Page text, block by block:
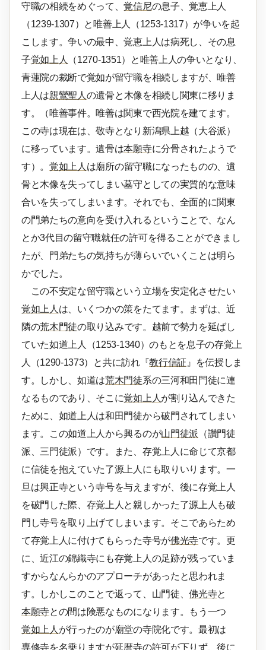
守職の相続をめぐって、覚信尼の息子、覚恵上人
（1239-1307）と唯善上人（1253-1317）が争いを起
こします。争いの最中、覚恵上人は病死し、その息
子覚如上人
（1270-1351）と唯善上人の争いとなり、
青蓮院の裁断で覚如が留守職を相続しますが、唯善
上人は親鸞聖人 の遺骨と木像を相続し関東に移りま
す。（唯善事件。唯善は関東で西光院を建てます。
この寺は現在は、敬寺となり新潟県上越（大谷派）
に移っています。遺骨は本願寺に分骨されたようで
す）。覚如上人 は廟所の留守職になったものの、遺
骨と木像を失ってしまい墓守としての実質的な意味
合いを失ってしまいます。それでも、全面的に関東
の門弟たちの意向を受け入れるということで、なん
とか3代目の留守職就任の許可を得ることができまし
たが、門弟たちの気持ちが薄らいでいくことは明ら
かでした。
この不安定な留守職という立場を安定化させたい
覚如上人 は、いくつかの策をたてます。まずは、近
隣の荒木門徒の取り込みです。越前で勢力を延ばし
ていた如道上人（1253-1340）のもとを息子の存覚上
人（1290-1373）と共に訪れ『教行信証 』を伝授しま
す。しかし、如道は荒木門徒系の三河和田門徒に連
なるものであり、そこに覚如上人 が割り込んできた
ために、如道上人は和田門徒から破門されてしまい
ます。この如道上人から興るのが山門徒派 （讚門徒
派、三門徒派）です。また、存覚上人に命じて京都
に信徒を抱えていた了源上人にも取りいります。一
旦は興正寺という寺号を与えますが、後に存覚上人
を破門した際、存覚上人と親しかった了源上人も破
門し寺号を取り上げてしまいます。そこであらため
て存覚上人に付けてもらった寺号が佛光寺です。更
に、近江の錦織寺にも存覚上人の足跡が残っていま
すからなんらかのアプローチがあったと思われま
す。しかしこのことで返って、山門徒、佛光寺と
本願寺との間は険悪なものになります。もう一つ
覚如上人 が行ったのが廟堂の寺院化です。最初は
専修寺を名乗りますが延暦寺の許可が下りず、後に